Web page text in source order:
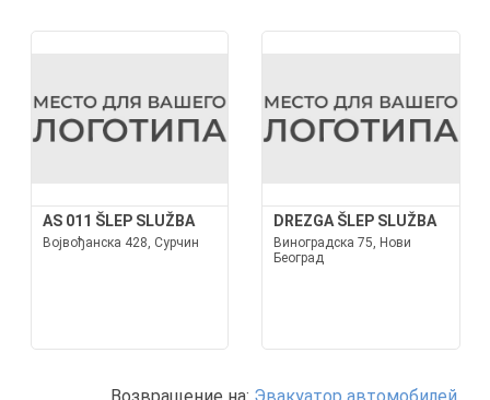
AS 011 ŠLEP SLUŽBA
Војвођанска 428, Сурчин
DREZGA ŠLEP SLUŽBA
Виноградска 75, Нови
Београд